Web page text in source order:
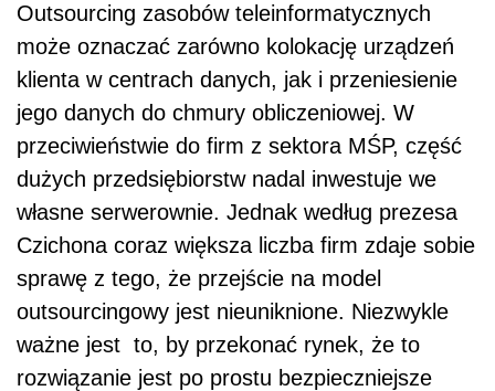
Outsourcing zasobów teleinformatycznych
może oznaczać zarówno kolokację urządzeń
klienta w centrach danych, jak i przeniesienie
jego danych do chmury obliczeniowej. W
przeciwieństwie do firm z sektora MŚP, część
dużych przedsiębiorstw nadal inwestuje we
własne serwerownie. Jednak według prezesa
Czichona coraz większa liczba firm zdaje sobie
sprawę z tego, że przejście na model
outsourcingowy jest nieuniknione. Niezwykle
ważne jest to, by przekonać rynek, że to
rozwiązanie jest po prostu bezpieczniejsze